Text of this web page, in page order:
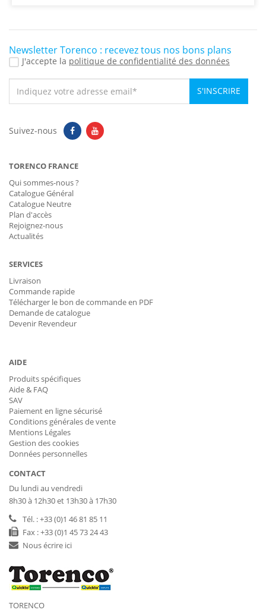
Newsletter Torenco : recevez tous nos bons plans
J'accepte la politique de confidentialité des données
S'INSCRIRE
Suivez-nous
TORENCO FRANCE
Qui sommes-nous ?
Catalogue Général
Catalogue Neutre
Plan d'accès
Rejoignez-nous
Actualités
SERVICES
Livraison
Commande rapide
Télécharger le bon de commande en PDF
Demande de catalogue
Devenir Revendeur
AIDE
Produits spécifiques
Aide & FAQ
SAV
Paiement en ligne sécurisé
Conditions générales de vente
Mentions Légales
Gestion des cookies
Données personnelles
CONTACT
Du lundi au vendredi
8h30 à 12h30 et 13h30 à 17h30
Tél. : +33 (0)1 46 81 85 11
Fax : +33 (0)1 45 73 24 43
Nous écrire ici
TORENCO